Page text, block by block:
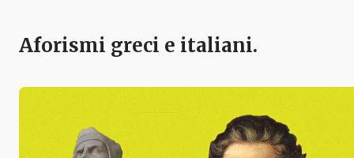
Aforismi greci e italiani.